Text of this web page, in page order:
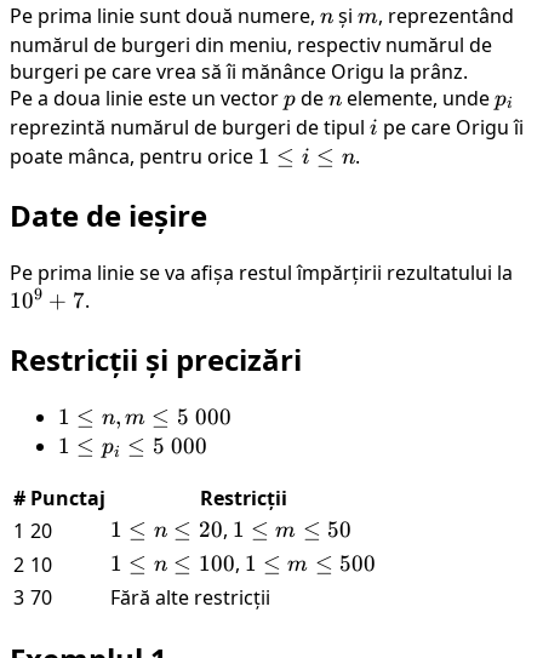
Pe prima linie sunt două numere, n
n și m
m, reprezentând
numărul de burgeri din meniu, respectiv numărul de
burgeri pe care vrea să îi mănânce Origu la prânz.
Pe a doua linie este un vectorp
p den
n elemente, undep_i
pi
reprezintă numărul de burgeri de tipul i
i pe care Origu îi
poate mânca, pentru orice 1
n
1 ≤ i ≤ n.
Date de ieșire
Pe prima linie se va afișa restul împărțirii rezultatului la
109 + 7.
Restricții și precizări
1
\le
m
1 ≤ n, m ≤ 5 000
1
p_i
1 ≤ pi ≤ 5 000
# Punctaj
Restricții
1 20
1
\leq
n
\leq
1 ≤ n ≤ 20, 1
\leq
m
\leq
1 ≤ m ≤ 50
2 10
1
\leq
\leq
1 ≤ n ≤ 100, 1
\leq
1 ≤ m ≤ 500
3 70 Fără alte restricții